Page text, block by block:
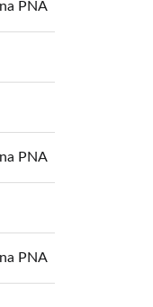
PNA
PNA
PNA